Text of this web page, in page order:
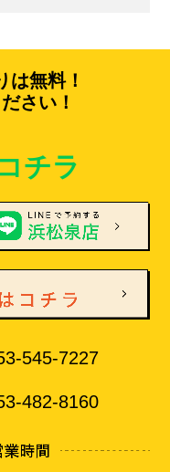
は無料！
さい！
チラ
545-7227
482-8160